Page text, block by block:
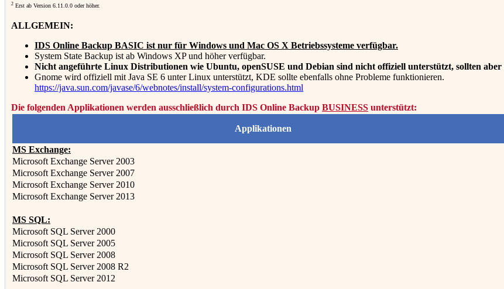
2 Erst ab Version 6.11.0.0 oder höher.
ALLGEMEIN:
IDS Online Backup BASIC ist nur für Windows und Mac OS X Betriebssysteme verfügbar.
System State Backup ist ab Windows XP und höher verfügbar.
Nicht angeführte Linux Distributionen wie Ubuntu, openSUSE und Debian sind nicht offiziell unterstützt, sollten
Gnome wird offiziell mit Java SE 6 unter Linux unterstützt, KDE sollte ebenfalls ohne Probleme funktionieren.
https://java.sun.com/javase/6/webnotes/install/system-configurations.html
Die folgenden Applikationen werden ausschließlich durch IDS Online Backup BUSINESS unterstützt:
Applikationen
MS Exchange:
Microsoft Exchange Server 2003
Microsoft Exchange Server 2007
Microsoft Exchange Server 2010
Microsoft Exchange Server 2013
MS SQL:
Microsoft SQL Server 2000
Microsoft SQL Server 2005
Microsoft SQL Server 2008
Microsoft SQL Server 2008 R2
Microsoft SQL Server 2012